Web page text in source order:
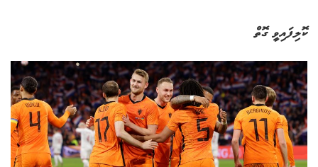
ކޮލިފައިވީ ގޮތް